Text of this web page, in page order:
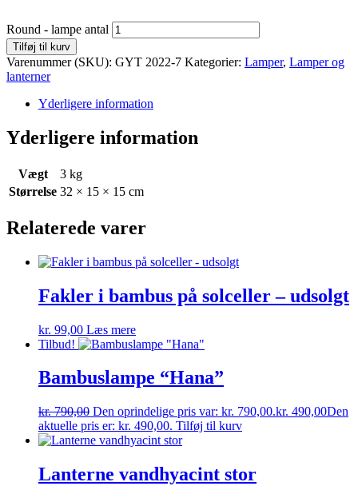
Round - lampe antal
Tilføj til kurv
Varenummer (SKU): GYT 2022-7 Kategorier: Lamper, Lamper og
lanterner
Yderligere information
Yderligere information
Vægt
3 kg
Størrelse 32 × 15 × 15 cm
Relaterede varer
Fakler i bambus på solceller – udsolgt
kr. 99,00 Læs mere
Tilbud!
Bambuslampe “Hana”
kr.790,00 Den oprindelige pris var: kr. 790,00.kr. 490,00Den
aktuelle pris er: kr. 490,00. Tilføj til kurv
Lanterne vandhyacint stor